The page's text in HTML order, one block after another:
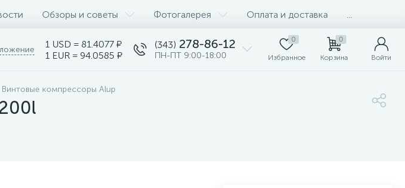
Обзоры и советы Фотогалерея Оплата и доставка
1 USD = 81.4077 ₽
1 EUR = 94.0585 ₽
(343) 278-86-12
ПН-ПТ 9:00-18:00
0
Избранное
0
Корзина Войти
Винтовые компрессоры Alup